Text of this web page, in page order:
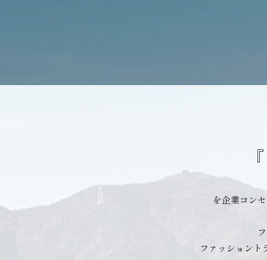
を企業コン
ファッショント